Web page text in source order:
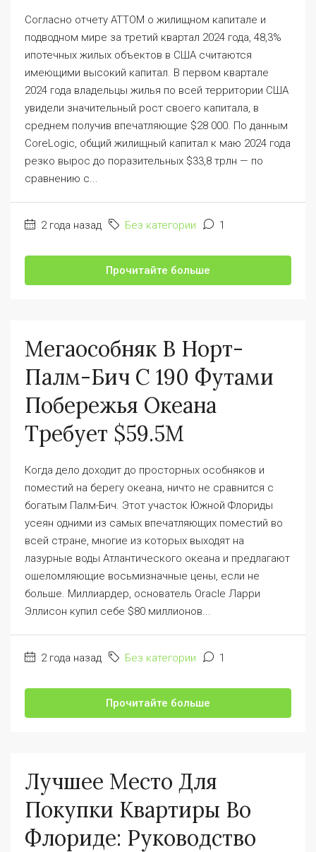
Согласно отчету ATTOM о жилищном капитале и
подводном мире за третий квартал 2024 года, 48,3%
ипотечных жилых объектов в США считаются
имеющими высокий капитал. В первом квартале
2024 года владельцы жилья по всей территории США
увидели значительный рост своего капитала, в
среднем получив впечатляющие $28 000. По данным
CoreLogic, общий жилищный капитал к маю 2024 года
резко вырос до поразительных $33,8 трлн — по
сравнению с...
2 года назад Без категории 1
Прочитайте больше
Мегаособняк В Норт-
Палм-Бич С 190 Футами
Побережья Океана
Требует $59.5M
Когда дело доходит до просторных особняков и
поместий на берегу океана, ничто не сравнится с
богатым Палм-Бич. Этот участок Южной Флориды
усеян одними из самых впечатляющих поместий во
всей стране, многие из которых выходят на
лазурные воды Атлантического океана и предлагают
ошеломляющие восьмизначные цены, если не
больше. Миллиардер, основатель Oracle Ларри
Эллисон купил себе $80 миллионов...
2 года назад Без категории 1
Прочитайте больше
Лучшее Место Для
Покупки Квартиры Во
Флориде: Руководство